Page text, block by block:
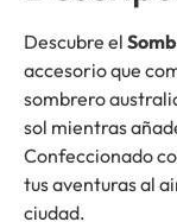
Descubre el
accesorio que
sombrero
sol mientras
Confeccionado
tus aventuras al
ciudad.